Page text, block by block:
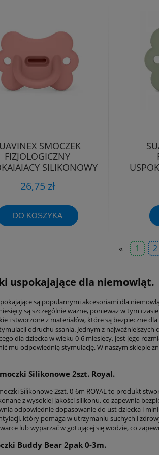
SMOCZEK
FIZJOLOGICZNY
SILIKONOWY
26,75 zł
DO KOSZYKA
« 1 2
uspokajające dla niemowląt.
są popularnymi akcesoriami dla
są szczególnie ważne, ponieważ w tym
i stworzone z materiałów, które są bezpieczne
odruchu ssania. Jednym z
dla dziecka w wieku 0-6 miesięcy, jest jego
mu odpowiednią stymulację. W naszym sklepie
Silikonowe 2szt. Royal.
Silikonowe 2szt. 0-6m ROYAL to produkt
z wysokiej jakości silikonu, co zapewnia
odpowiednie dopasowanie do ust dziecka i
który pomaga w utrzymaniu suchych i
lub wyparzać w gotującej się wodzie, co
Buddy Bear 2pak 0-3m.